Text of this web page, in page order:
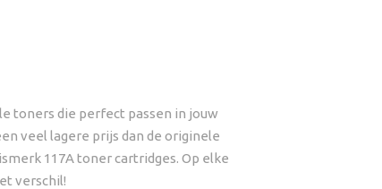
toners die perfect passen in jouw
veel lagere prijs dan de originele
117A toner cartridges. Op elke
verschil!